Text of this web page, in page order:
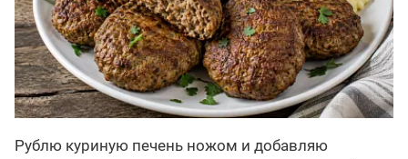
Рублю куриную печень ножом и добавляю